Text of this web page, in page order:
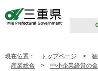
現在位置： トップページ >
産業総合 > 中小企業経営の